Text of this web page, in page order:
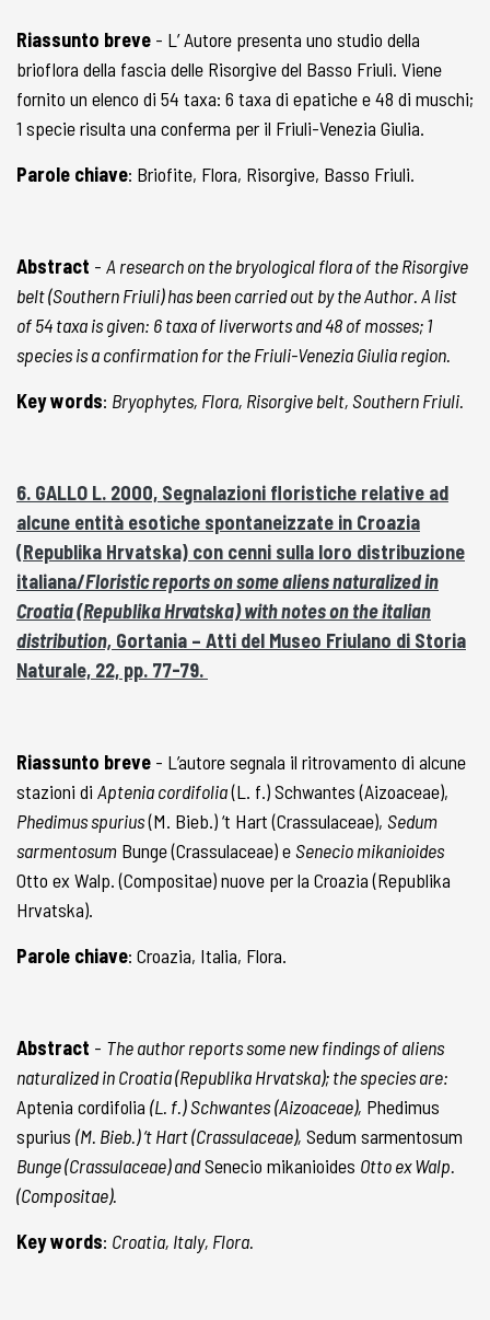
Riassunto breve - L’ Autore presenta uno studio della
brioflora della fascia delle Risorgive del Basso Friuli. Viene
fornito un elenco di 54 taxa: 6 taxa di epatiche e 48 di muschi;
1 specie risulta una conferma per il Friuli-Venezia Giulia.
Parole chiave: Briofite, Flora, Risorgive, Basso Friuli.
Abstract - A research on the bryological flora of the Risorgive
belt (Southern Friuli) has been carried out by the Author. A list
of 54 taxa is given: 6 taxa of liverworts and 48 of mosses; 1
species is a confirmation for the Friuli-Venezia Giulia region.
Key words: Bryophytes, Flora, Risorgive belt, Southern Friuli.
6. GALLO L. 2000, Segnalazioni floristiche relative ad
alcune entità esotiche spontaneizzate in Croazia
(Republika Hrvatska) con cenni sulla loro distribuzione
italiana/Floristic reports on some aliens naturalized in
Croatia (Republika Hrvatska) with notes on the italian
distribution, Gortania – Atti del Museo Friulano di Storia
Naturale, 22, pp. 77-79.
Riassunto breve - L’autore segnala il ritrovamento di alcune
stazioni di Aptenia cordifolia(L. f.) Schwantes (Aizoaceae),
Phedimus spurius(M. Bieb.) ‘t Hart (Crassulaceae), Sedum
sarmentosum Bunge (Crassulaceae) eSenecio mikanioides
Otto ex Walp. (Compositae) nuove per la Croazia (Republika
Hrvatska).
Parole chiave: Croazia, Italia, Flora.
Abstract - The author reports some new findings of aliens
naturalized in Croatia (Republika Hrvatska); the species are:
Aptenia cordifolia (L. f.)Schwantes(Aizoaceae), Phedimus
spurius (M. Bieb.) ‘t Hart (Crassulaceae), Sedum sarmentosum
Bunge (Crassulaceae) andSenecio mikanioides Otto ex Walp.
(Compositae).
Key words: Croatia, Italy, Flora.